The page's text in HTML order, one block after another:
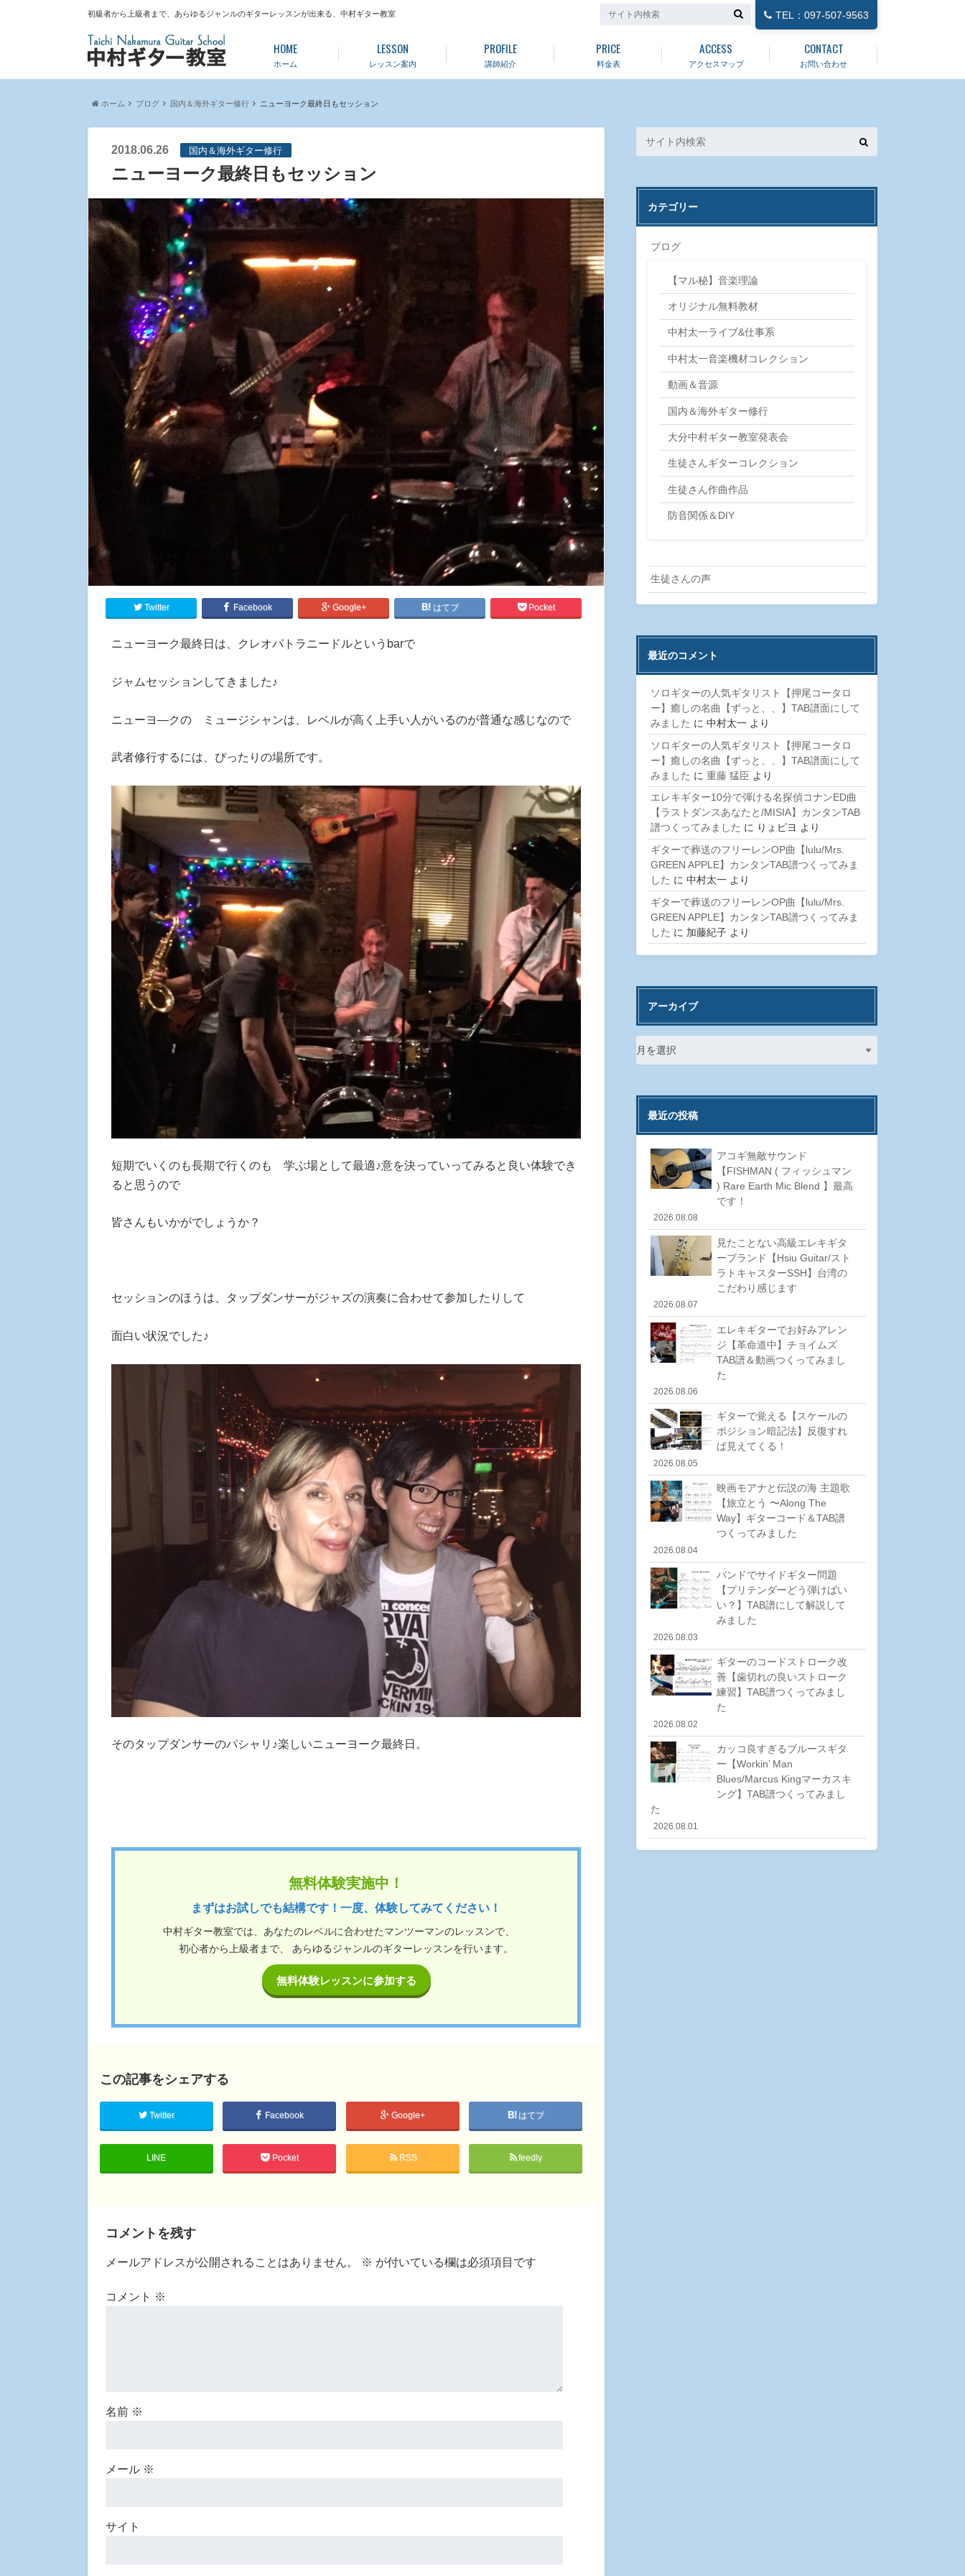
初級者から上級者まで、あらゆるジャンルのギターレッスンが出来る、中村ギター教室 TEL：097-507-9563
ホーム
HOME
レッスン案内
LESSON
講師紹介
PROFILE
料金表
PRICE
アクセスマップ
ACCESS
お問い合わせ
CONTACT
ホーム ブログ 国内＆海外ギター修行 ニューヨーク最終日もセッション
2018.06.26 国内＆海外ギター修行
ニューヨーク最終日もセッション
Twitter Facebook Google+ はてブ Pocket
ニューヨーク最終日は、クレオパトラニードルというbarで
ジャムセッションしてきました♪
ニューヨ―クの ミュージシャンは、レベルが高く上手い人がいるのが普通な感じなので
武者修行するには、ぴったりの場所です。
短期でいくのも長期で行くのも 学ぶ場として最適♪意を決っていってみると良い体験でき
ると思うので
皆さんもいかがでしょうか？
セッションのほうは、タップダンサーがジャズの演奏に合わせて参加したりして
面白い状況でした♪
そのタップダンサーのパシャリ♪楽しいニューヨーク最終日。
無料体験実施中！
まずはお試しでも結構です！一度、体験してみてください！
中村ギター教室では、あなたのレベルに合わせたマンツーマンのレッスンで、
初心者から上級者まで、 あらゆるジャンルのギターレッスンを行います。
無料体験レッスンに参加する
この記事をシェアする
Twitter Facebook Google+ はてブ
LINE Pocket RSS feedly
コメントを残す
メールアドレスが公開されることはありません。 ※ が付いている欄は必須項目です
コメント ※
名前 ※
メール ※
サイト
カテゴリー
ブログ
【マル秘】音楽理論
オリジナル無料教材
中村太一ライブ&仕事系
中村太一音楽機材コレクション
動画＆音源
国内＆海外ギター修行
大分中村ギター教室発表会
生徒さんギターコレクション
生徒さん作曲作品
防音関係＆DIY
生徒さんの声
最近のコメント
ソロギターの人気ギタリスト【押尾コータロ
ー】癒しの名曲【ずっと、、】TAB譜面にして
みました に中村太一 より
ソロギターの人気ギタリスト【押尾コータロ
ー】癒しの名曲【ずっと、、】TAB譜面にして
みました に重藤 猛臣 より
エレキギター10分で弾ける名探偵コナンED曲
【ラストダンスあなたと/MISIA】カンタンTAB
譜つくってみました に りょピヨ より
ギターで葬送のフリーレンOP曲【lulu/Mrs.
GREEN APPLE】カンタンTAB譜つくってみま
した に中村太一 より
ギターで葬送のフリーレンOP曲【lulu/Mrs.
GREEN APPLE】カンタンTAB譜つくってみま
した に 加藤紀子 より
アーカイブ
最近の投稿
アコギ無敵サウンド
【FISHMAN ( フィッシュマン
) Rare Earth Mic Blend 】最高
です！
2026.08.08
見たことない高級エレキギタ
ーブランド【Hsiu Guitar/スト
ラトキャスターSSH】台湾の
こだわり感じます
2026.08.07
エレキギターでお好みアレン
ジ【革命道中】チョイムズ
TAB譜＆動画つくってみまし
た
2026.08.06
ギターで覚える【スケールの
ポジション暗記法】反復すれ
ば見えてくる！
2026.08.05
映画モアナと伝説の海 主題歌
【旅立とう 〜Along The
Way】ギターコード＆TAB譜
つくってみました
2026.08.04
バンドでサイドギター問題
【プリテンダーどう弾けばい
い？】TAB譜にして解説して
みました
2026.08.03
ギターのコードストローク改
善【歯切れの良いストローク
練習】TAB譜つくってみまし
た
2026.08.02
カッコ良すぎるブルースギタ
ー【Workin’ Man
Blues/Marcus Kingマーカスキ
ング】TAB譜つくってみまし
た
2026.08.01